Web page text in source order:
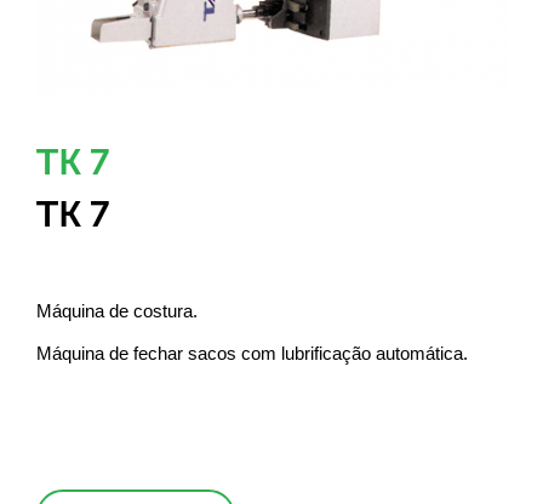
TK 7
TK 7
Máquina de costura.
Máquina de fechar sacos com lubrificação automática.